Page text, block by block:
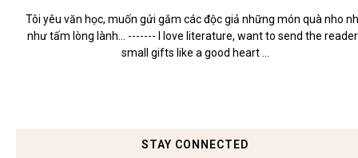
Tôi yêu văn học, muốn gửi gắm các độc giả những món quà nho
như tấm lòng lành... ------- I love literature, want to send the
small gifts like a good heart ...
STAY CONNECTED